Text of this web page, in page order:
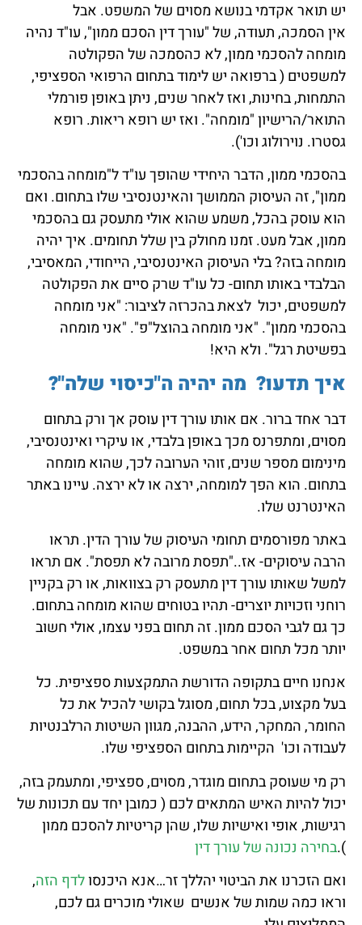
יש תואר אקדמי בנושא מסוים של המשפט. אבל
אין הסמכה, תעודה, של "עורך דין הסכם ממון", עו"ד נהיה
מומחה להסכמי ממון, לא כהסמכה של הפקולטה
למשפטים ( ברפואה יש לימוד בתחום הרפואי הספציפי,
התמחות, בחינות, ואז לאחר שנים, ניתן באופן פורמלי
התואר/הרישיון "מומחה". ואז יש רופא ריאות. רופא
גסטרו. נוירולוג וכו').
בהסכמי ממון, הדבר היחידי שהופך עו"ד ל"מומחה בהסכמי
ממון", זה העיסוק הממושך והאינטנסיבי שלו בתחום. ואם
הוא עוסק בהכל, משמע שהוא אולי מתעסק גם בהסכמי
ממון, אבל מעט. זמנו מחולק בין שלל תחומים. איך יהיה
מומחה בזה? בלי העיסוק האינטנסיבי, הייחודי, המאסיבי,
הבלבדי באותו תחום- כל עו"ד שרק סיים את הפקולטה
למשפטים, יכול לצאת בהכרזה לציבור: "אני מומחה
בהסכמי ממון". "אני מומחה בהוצל"פ". "אני מומחה
בפשיטת רגל". ולא היא!
איך תדעו? מה יהיה ה"כיסוי שלה"?
דבר אחד ברור. אם אותו עורך דין עוסק אך ורק בתחום
מסוים, ומתפרנס מכך באופן בלבדי, או עיקרי ואינטנסיבי,
מינימום מספר שנים, זוהי הערובה לכך, שהוא מומחה
בתחום. הוא הפך למומחה, ירצה או לא ירצה. עיינו באתר
האינטרנט שלו.
באתר מפורסמים תחומי העיסוק של עורך הדין. תראו
הרבה עיסוקים- אז.."תפסת מרובה לא תפסת". אם תראו
למשל שאותו עורך דין מתעסק רק בצוואות, או רק בקניין
רוחני וזכויות יוצרים- תהיו בטוחים שהוא מומחה בתחום.
כך גם לגבי הסכם ממון. זה תחום בפני עצמו, אולי חשוב
יותר מכל תחום אחר במשפט.
אנחנו חיים בתקופה הדורשת התמקצעות ספציפית. כל
בעל מקצוע, בכל תחום, מסוגל בקושי להכיל את כל
החומר, המחקר, הידע, ההבנה, מגוון השיטות הרלבנטיות
לעבודה וכו' הקיימות בתחום הספציפי שלו.
רק מי שעוסק בתחום מוגדר, מסוים, ספציפי, ומתעמק בזה,
יכול להיות האיש המתאים לכם ( כמובן יחד עם תכונות של
רגישות, אופי ואישיות שלו, שהן קריטיות להסכם ממון
).בחירה נכונה של עורך דין
ואם הזכרנו את הביטוי יהללך זר…אנא היכנסולדף הזה,
וראו כמה שמות של אנשים שאולי מוכרים גם לכם,